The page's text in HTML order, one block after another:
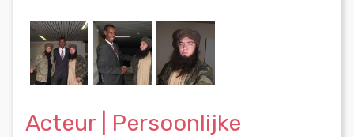
Acteur | Persoonlijke